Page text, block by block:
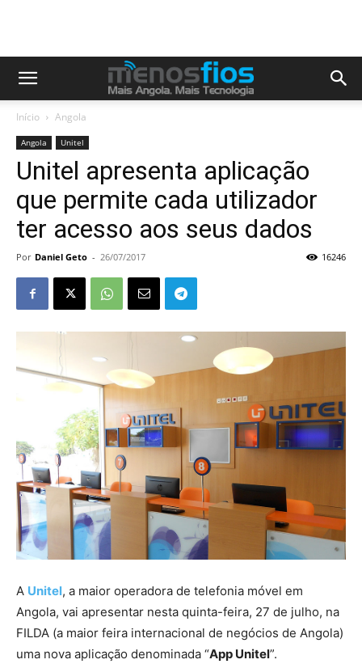
Início Angola
Angola Unitel
Unitel apresenta aplicação
que permite cada utilizador
ter acesso aos seus dados
Por Daniel Geto - 26/07/2017 16246
A Unitel, a maior operadora de telefonia móvel em
Angola, vai apresentar nesta quinta-feira, 27 de julho, na
FILDA (a maior feira internacional de negócios de Angola)
uma nova aplicação denominada “App Unitel”.